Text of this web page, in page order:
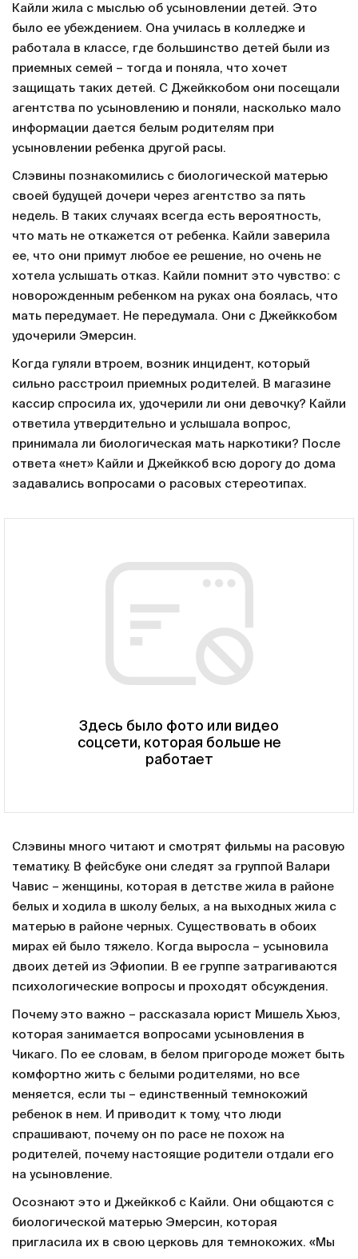
Кайли жила с мыслью об усыновлении детей. Это
было ее убеждением. Она училась в колледже и
работала в классе, где большинство детей были из
приемных семей – тогда и поняла, что хочет
защищать таких детей. С Джейккобом они посещали
агентства по усыновлению и поняли, насколько мало
информации дается белым родителям при
усыновлении ребенка другой расы.
Слэвины познакомились с биологической матерью
своей будущей дочери через агентство за пять
недель. В таких случаях всегда есть вероятность,
что мать не откажется от ребенка. Кайли заверила
ее, что они примут любое ее решение, но очень не
хотела услышать отказ. Кайли помнит это чувство: с
новорожденным ребенком на руках она боялась, что
мать передумает. Не передумала. Они с Джейккобом
удочерили Эмерсин.
Когда гуляли втроем, возник инцидент, который
сильно расстроил приемных родителей. В магазине
кассир спросила их, удочерили ли они девочку? Кайли
ответила утвердительно и услышала вопрос,
принимала ли биологическая мать наркотики? После
ответа «нет» Кайли и Джейккоб всю дорогу до дома
задавались вопросами о расовых стереотипах.
Здесь было фото или видео
соцсети, которая больше не
работает
Слэвины много читают и смотрят фильмы на расовую
тематику. В фейсбуке они следят за группой Валари
Чавис – женщины, которая в детстве жила в районе
белых и ходила в школу белых, а на выходных жила с
матерью в районе черных. Существовать в обоих
мирах ей было тяжело. Когда выросла – усыновила
двоих детей из Эфиопии. В ее группе затрагиваются
психологические вопросы и проходят обсуждения.
Почему это важно – рассказала юрист Мишель Хьюз,
которая занимается вопросами усыновления в
Чикаго. По ее словам, в белом пригороде может быть
комфортно жить с белыми родителями, но все
меняется, если ты – единственный темнокожий
ребенок в нем. И приводит к тому, что люди
спрашивают, почему он по расе не похож на
родителей, почему настоящие родители отдали его
на усыновление.
Осознают это и Джейккоб с Кайли. Они общаются с
биологической матерью Эмерсин, которая
пригласила их в свою церковь для темнокожих. «Мы